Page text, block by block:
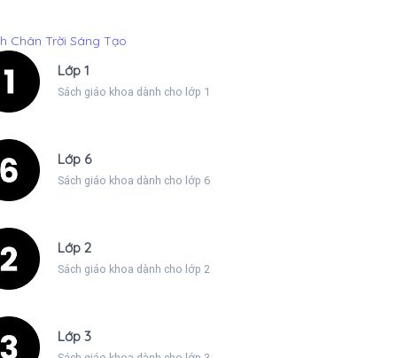
Chân Trời Sáng Tạo
Lớp 1
Sách giáo khoa dành cho lớp 1
Lớp 6
Sách giáo khoa dành cho lớp 6
Lớp 2
Sách giáo khoa dành cho lớp 2
Lớp 3